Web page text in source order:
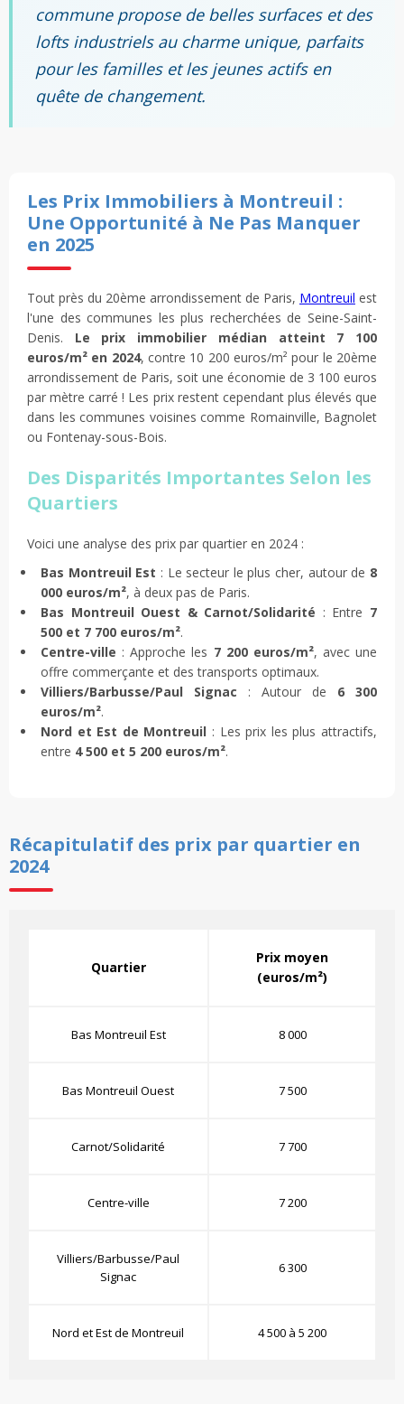
commune propose de belles surfaces et des
lofts industriels au charme unique, parfaits
pour les familles et les jeunes actifs en
quête de changement.
Les Prix Immobiliers à Montreuil :
Une Opportunité à Ne Pas Manquer
en 2025
Tout près du 20ème arrondissement de Paris, Montreuil est
l'une des communes les plus recherchées de Seine-Saint-
Denis. Le prix immobilier médian atteint 7 100
euros/m² en 2024, contre 10 200 euros/m² pour le 20ème
arrondissement de Paris, soit une économie de 3 100 euros
par mètre carré ! Les prix restent cependant plus élevés que
dans les communes voisines comme Romainville, Bagnolet
ou Fontenay-sous-Bois.
Des Disparités Importantes Selon les
Quartiers
Voici une analyse des prix par quartier en 2024 :
Bas Montreuil Est : Le secteur le plus cher, autour de 8
000 euros/m², à deux pas de Paris.
Bas Montreuil Ouest & Carnot/Solidarité : Entre 7
500 et 7 700 euros/m².
Centre-ville : Approche les 7 200 euros/m², avec une
offre commerçante et des transports optimaux.
Villiers/Barbusse/Paul Signac : Autour de 6 300
euros/m².
Nord et Est de Montreuil : Les prix les plus attractifs,
entre 4 500 et 5 200 euros/m².
Récapitulatif des prix par quartier en
2024
Quartier
Prix moyen
(euros/m²)
Bas Montreuil Est 8 000
Bas Montreuil Ouest 7 500
Carnot/Solidarité 7 700
Centre-ville 7 200
Villiers/Barbusse/Paul
Signac
6 300
Nord et Est de Montreuil 4 500 à 5 200